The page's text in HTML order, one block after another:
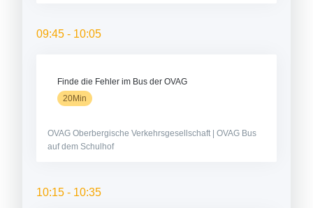
09:45 - 10:05
Finde die Fehler im Bus der OVAG
20Min
OVAG Oberbergische Verkehrsgesellschaft | OVAG Bus
auf dem Schulhof
10:15 - 10:35